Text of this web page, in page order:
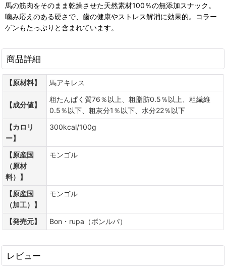
馬の筋肉をそのまま乾燥させた天然素材100％の無添加スナック。
噛み応えのある硬さで、歯の健康やストレス解消に効果的。コラー
ゲンもたっぷりと含まれています。
商品詳細
【原材料】 馬アキレス
【成分値】
粗たんぱく質76％以上、粗脂肪0.5％以上、粗繊維
0.5％以下、粗灰分1％以下、水分22％以下
【カロリ
ー】
300kcal/100g
【原産国
（原材
料）】
モンゴル
【原産国
（加工）】
モンゴル
【発売元】 Bon・rupa（ボンルパ）
レビュー